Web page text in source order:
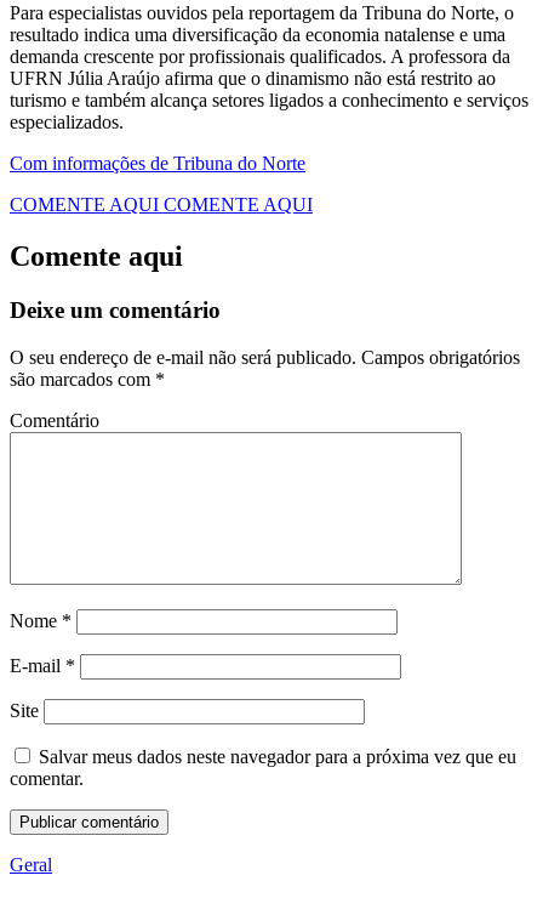
Para especialistas ouvidos pela reportagem da Tribuna do Norte, o
resultado indica uma diversificação da economia natalense e uma
demanda crescente por profissionais qualificados. A professora da
UFRN Júlia Araújo afirma que o dinamismo não está restrito ao
turismo e também alcança setores ligados a conhecimento e serviços
especializados.
Com informações de Tribuna do Norte
COMENTE AQUI COMENTE AQUI
Comente aqui
Deixe um comentário
O seu endereço de e-mail não será publicado. Campos obrigatórios
são marcados com *
Comentário
Nome *
E-mail *
Site
Salvar meus dados neste navegador para a próxima vez que eu
comentar.
Geral